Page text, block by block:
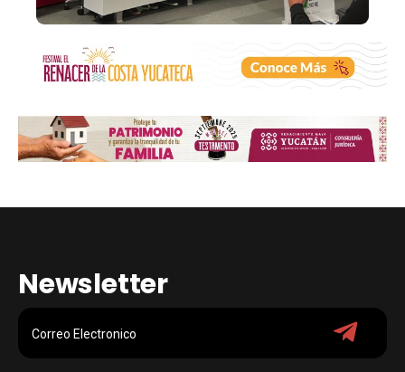
Newsletter